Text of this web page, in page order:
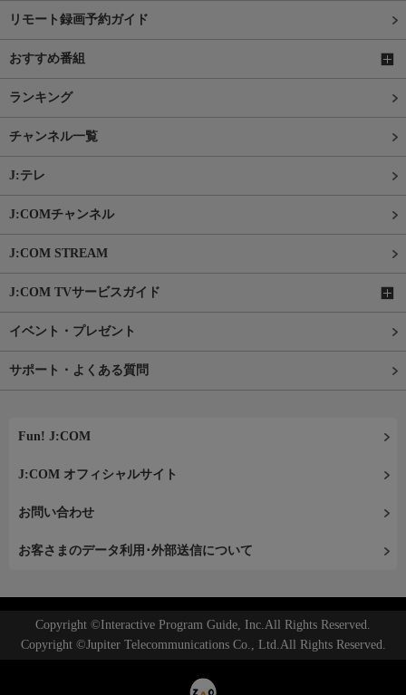
リモート録画予約ガイド
おすすめ番組
ランキング
チャンネル一覧
J:テレ
J:COMチャンネル
J:COM STREAM
J:COM TVサービスガイド
イベント・プレゼント
サポート・よくある質問
Fun! J:COM
J:COM オフィシャルサイト
お問い合わせ
お客さまのデータ利用･外部送信について
Copyright ©Interactive Program Guide, Inc.All Rights Reserved.
Copyright ©Jupiter Telecommunications Co., Ltd.All Rights Reserved.